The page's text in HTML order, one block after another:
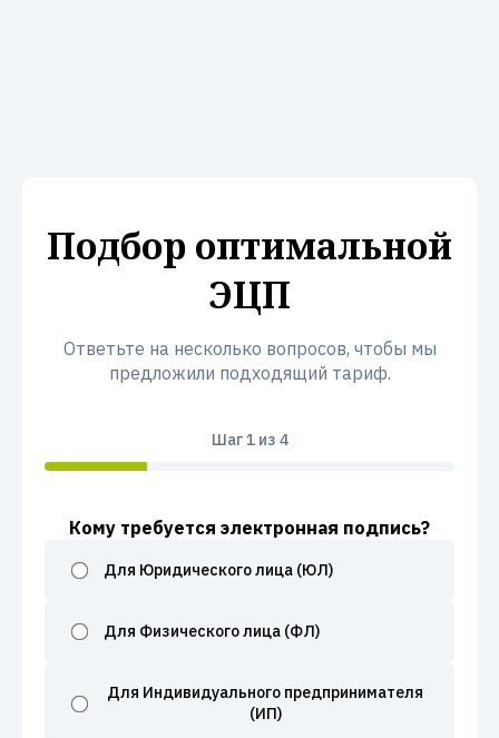
Подбор оптимальной
ЭЦП
Ответьте на несколько вопросов, чтобы мы
предложили подходящий тариф.
Шаг1из 4
Кому требуется электронная подпись?
Для Юридического лица (ЮЛ)
Для Физического лица (ФЛ)
Для Индивидуального предпринимателя
(ИП)